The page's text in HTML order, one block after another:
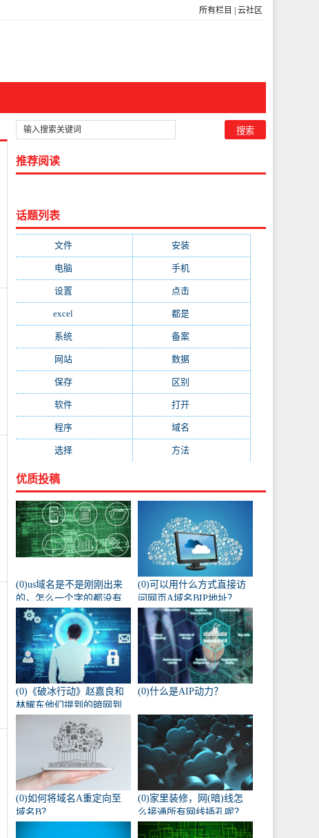
所有栏目 云社区
推荐阅读
话题列表
文件(755) 安装
电脑(688) 手机
设置 点击
excel 都是
系统(495) 备案
网站(461) 数据
保存(438) 区别
软件(419) 打开
程序(387) 域名
选择(333) 方法
优质投稿
(0)us域名是不是刚刚出来
的，怎么一个字的都没有
人注册阿？
(0)可以用什么方式直接访
问网页A域名BIP地址？
(0)《破冰行动》赵嘉良和
林耀东他们提到的暗网到
(0)什么是AIP动力？
(0)如何将域名A重定向至
域名B？
(0)家里装修，网(暗)线怎
么接通所有网线插孔呢？